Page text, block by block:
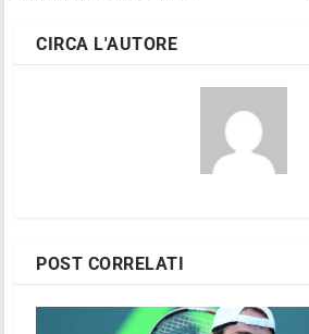
CIRCA L'AUTORE
POST CORRELATI